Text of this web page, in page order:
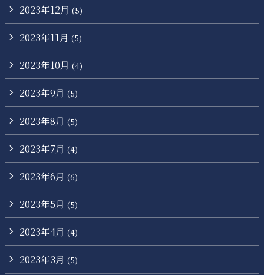
2023年12月 (5)
2023年11月 (5)
2023年10月 (4)
2023年9月 (5)
2023年8月 (5)
2023年7月 (4)
2023年6月 (6)
2023年5月 (5)
2023年4月 (4)
2023年3月 (5)